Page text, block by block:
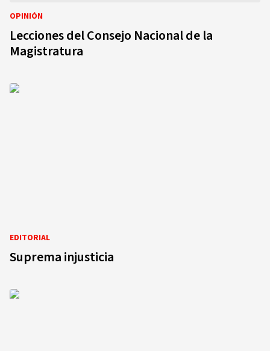
OPINIÓN
Lecciones del Consejo Nacional de la
Magistratura
EDITORIAL
Suprema injusticia